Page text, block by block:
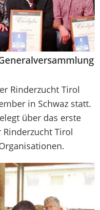
Rinderzucht Tirol
in Schwaz statt.
über das erste
Tirol